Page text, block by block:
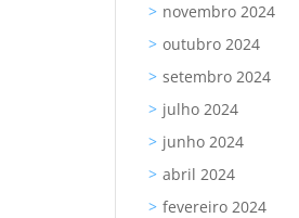
novembro 2024
outubro 2024
setembro 2024
julho 2024
junho 2024
abril 2024
fevereiro 2024